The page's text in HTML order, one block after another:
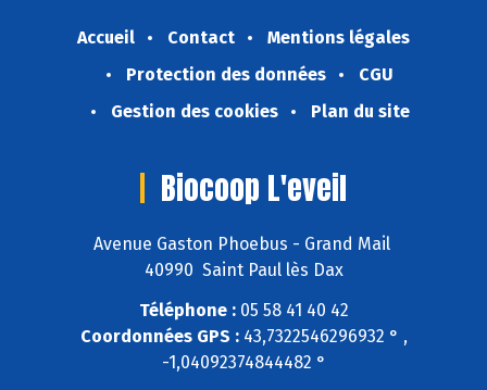
Accueil Contact
Mentions légales
Protection des données
CGU
Gestion des cookies
Plan du site
Biocoop L'eveil
Avenue Gaston Phoebus - Grand Mail
40990 Saint Paul lès Dax
Téléphone :05 58 41 40 42
Coordonnées GPS :43,7322546296932 ° ,
-1,04092374844482 °